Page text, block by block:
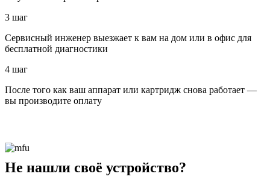
3 шаг
Сервисный инженер выезжает к вам на дом или в офис для
бесплатной диагностики
4 шаг
После того как ваш аппарат или картридж снова работает —
вы производите оплату
Не нашли своё устройство?